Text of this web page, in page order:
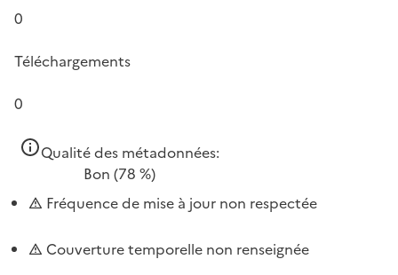
0
Téléchargements
0
Qualité des métadonnées:
Bon (78 %)
Fréquence de mise à jour non respectée
Couverture temporelle non renseignée